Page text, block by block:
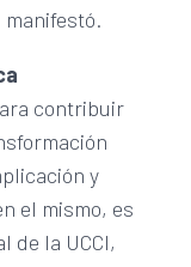
manifestó.
contribuir
y
el mismo, es
de la UCCI,